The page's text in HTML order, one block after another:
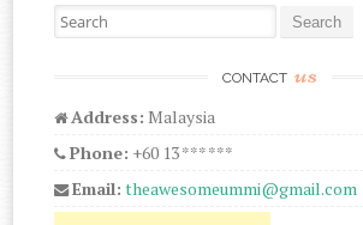
Search for:
CONTACT us
Address: Malaysia
Phone: +60 13 *** ***
Email: theawesomeummi@gmail.com